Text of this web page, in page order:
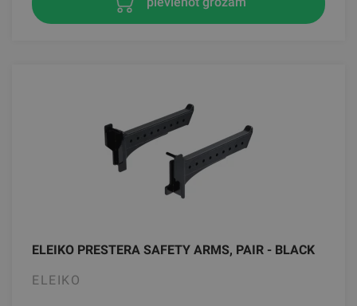
ELEIKO PRESTERA SAFETY ARMS, PAIR - BLACK
ELEIKO